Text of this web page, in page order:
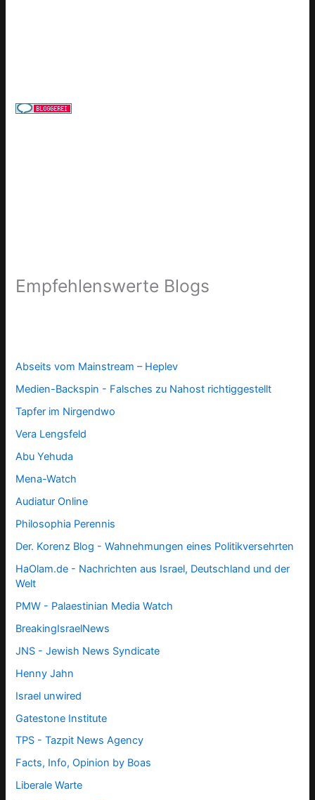
Empfehlenswerte Blogs
Abseits vom Mainstream – Heplev
Medien-Backspin - Falsches zu Nahost richtiggestellt
Tapfer im Nirgendwo
Vera Lengsfeld
Abu Yehuda
Mena-Watch
Audiatur Online
Philosophia Perennis
Der. Korenz Blog - Wahnehmungen eines Politikversehrten
HaOlam.de - Nachrichten aus Israel, Deutschland und der
Welt
PMW - Palaestinian Media Watch
BreakingIsraelNews
JNS - Jewish News Syndicate
Henny Jahn
Israel unwired
Gatestone Institute
TPS -Tazpit News Agency
Facts, Info, Opinion by Boas
Liberale Warte